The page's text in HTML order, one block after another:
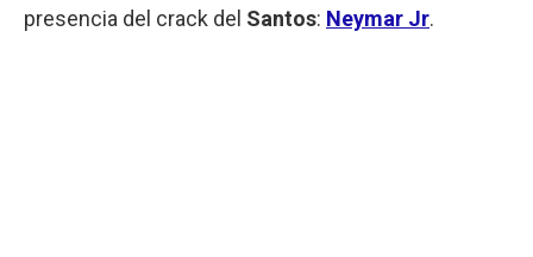
presencia del crack del Santos: Neymar Jr.